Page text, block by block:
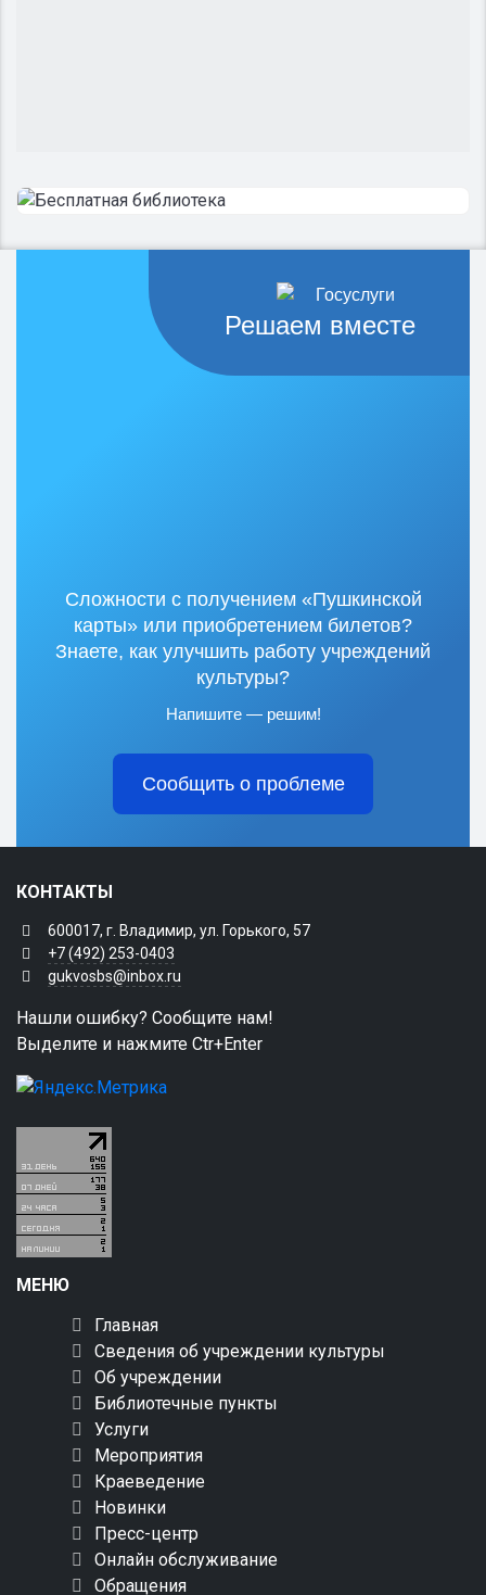
Решаем вместе
Сложности с получением «Пушкинской
карты» или приобретением билетов?
Знаете, как улучшить работу учреждений
культуры?
Напишите — решим!
Сообщить о проблеме
КОНТАКТЫ
600017, г. Владимир, ул. Горького, 57
+7 (492) 253-0403
gukvosbs@inbox.ru
Нашли ошибку? Сообщите нам!
Выделите и нажмите Ctr+Enter
МЕНЮ
Главная
Сведения об учреждении культуры
Об учреждении
Библиотечные пункты
Услуги
Мероприятия
Краеведение
Новинки
Пресс-центр
Онлайн обслуживание
Обращения